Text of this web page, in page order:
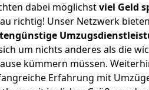
dabei möglichstviel Geld
richtig! Unser Netzwerk
um nichts anderes als die
kümmern müssen.
Erfahrung mit